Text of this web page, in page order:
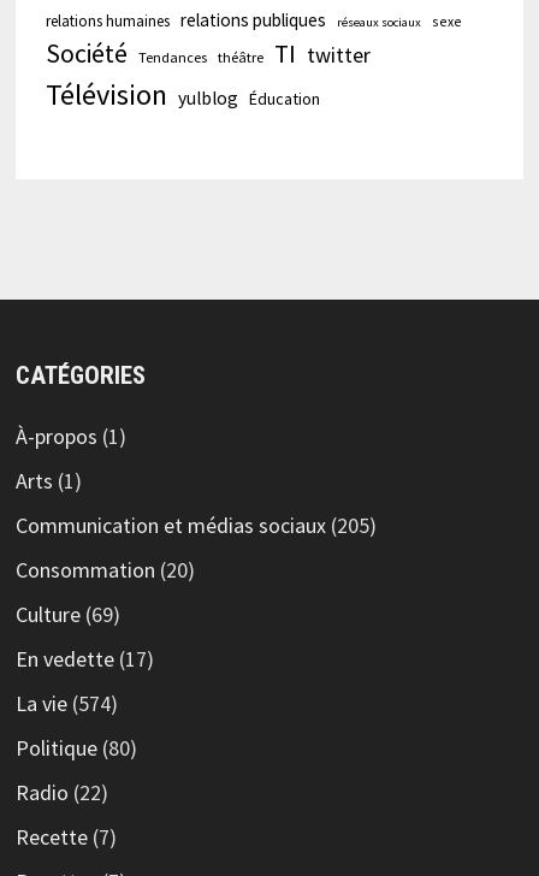
relations humaines relations publiques réseaux sociaux sexe
Société Tendances théâtre TI twitter
Télévision yulblog Éducation
CATÉGORIES
À-propos (1)
Arts (1)
Communication et médias sociaux(205)
Consommation (20)
Culture(69)
En vedette(17)
La vie(574)
Politique(80)
Radio (22)
Recette(7)